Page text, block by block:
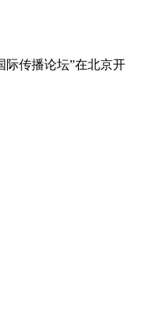
际传播论坛”在北京开